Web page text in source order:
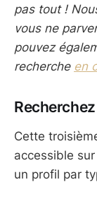
pas tout !
vous ne
pouvez
recherche en
Cette
accessible
un profil par